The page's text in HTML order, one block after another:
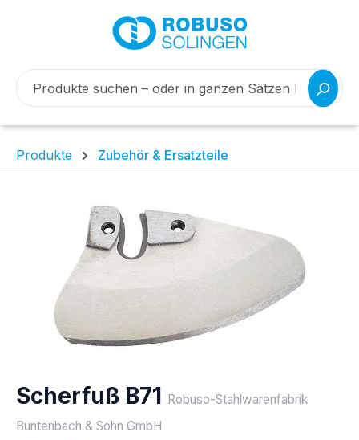
Produkte Zubehör & Ersatzteile
Scherfuß B71 Robuso-Stahlwarenfabrik
Buntenbach & Sohn GmbH